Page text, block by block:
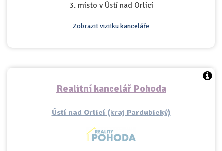
3. místo v Ústí nad Orlicí
Zobrazit vizitku kanceláře
Realitní kancelář Pohoda
Ústí nad Orlicí (kraj Pardubický)